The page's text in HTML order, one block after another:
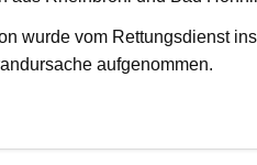
wurde vom Rettungsdienst
aufgenommen.